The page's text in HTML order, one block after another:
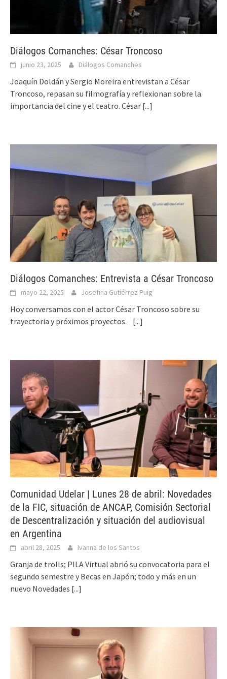
Diálogos Comanches: César Troncoso
junio 23, 2025 Diálogos Comanches
Joaquín Doldán y Sergio Moreira entrevistan a César
Troncoso, repasan su filmografía y reflexionan sobre la
importancia del cine y el teatro. César [...]
Diálogos Comanches: Entrevista a César Troncoso
mayo 22, 2025 Josefina Gutiérrez Puig
Hoy conversamos con el actor César Troncoso sobre su
trayectoria y próximos proyectos. [...]
Comunidad Udelar | Lunes 28 de abril: Novedades
de la FIC, situación de ANCAP, Comisión Sectorial
de Descentralización y situación del audiovisual
en Argentina
abril 28, 2025 Ivanna de los Santos
Granja de trolls; PILA Virtual abrió su convocatoria para el
segundo semestre y Becas en Japón; todo y más en un
nuevo Novedades [...]